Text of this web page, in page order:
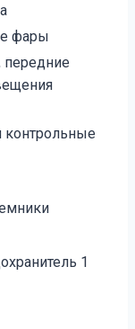
фары
передние
1